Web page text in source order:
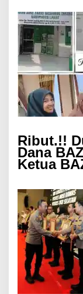
Ribut.!!
Dana
Ketua